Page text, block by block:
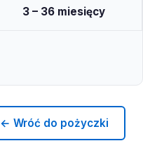
3 – 36 miesięcy
← Wróć do pożyczki